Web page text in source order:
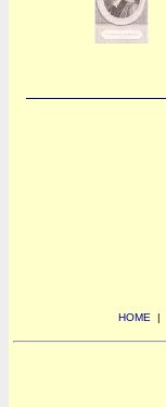
HOME |